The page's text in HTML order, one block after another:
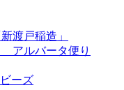
渡戸稲造」
アルバータ便り
ーズ